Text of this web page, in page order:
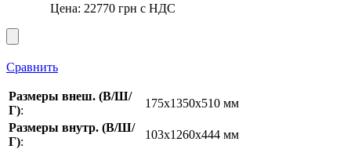
Цена: 22770 грн с НДС
Сравнить
Размеры внеш. (В/Ш/
Г):
175х1350х510 мм
Размеры внутр. (В/Ш/
Г):
103х1260х444 мм